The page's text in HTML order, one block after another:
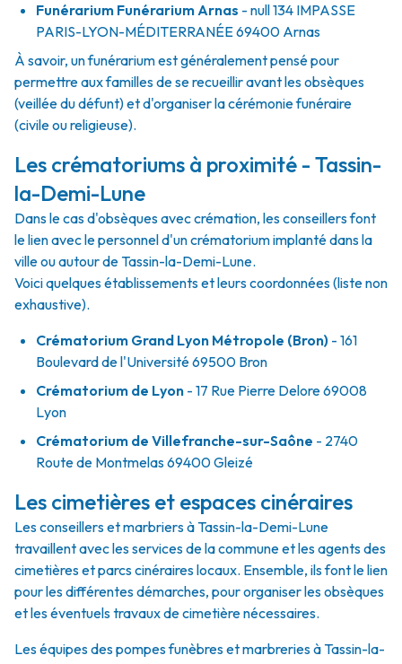
Funérarium Funérarium Arnas - null134 IMPASSE
PARIS-LYON-MÉDITERRANÉE69400 Arnas
À savoir, un funérarium est généralement pensé pour
permettre aux familles de se recueillir avant les obsèques
(veillée du défunt) et d'organiser la cérémonie funéraire
(civile ou religieuse).
Les crématoriums à proximité - Tassin-
la-Demi-Lune
Dans le cas d'obsèques avec crémation, les conseillers font
le lien avec le personnel d'un crématorium implanté dans la
ville ou autour de Tassin-la-Demi-Lune.
Voici quelques établissements et leurs coordonnées (liste non
exhaustive).
Crématorium Grand Lyon Métropole (Bron) - 161
Boulevard de l'Université 69500 Bron
Crématorium de Lyon - 17 Rue Pierre Delore 69008
Lyon
Crématorium de Villefranche-sur-Saône - 2740
Route de Montmelas 69400 Gleizé
Les cimetières et espaces cinéraires
Les conseillers et marbriers à Tassin-la-Demi-Lune
travaillent avec les services de la commune et les agents des
cimetières et parcs cinéraires locaux. Ensemble, ils font le lien
pour les différentes démarches, pour organiser les obsèques
et les éventuels travaux de cimetière nécessaires.
Les équipes des pompes funèbres et marbreries à Tassin-la-